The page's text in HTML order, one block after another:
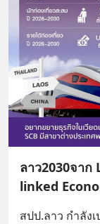
ลาว2030จาก
linked
สปป.ลาว กำลัง